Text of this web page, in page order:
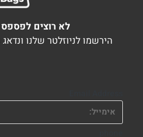
לא רוצים
הירשמו לניוזלטר שלנו